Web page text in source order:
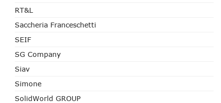
RT&L
Saccheria Franceschetti
SEIF
SG Company
Siav
Simone
SolidWorld GROUP